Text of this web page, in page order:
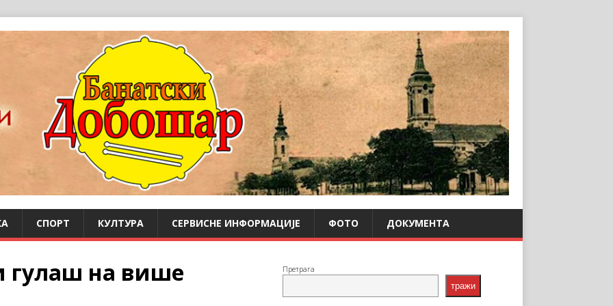
СПОРТ КУЛТУРА СЕРВИСНЕ ИНФОРМАЦИЈЕ ФОТО ДОКУМЕНТА
гулаш на више Претрага
тражи